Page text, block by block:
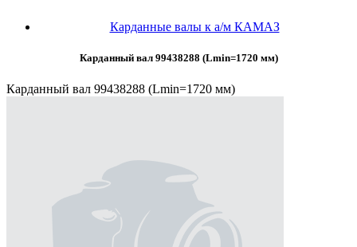
Карданные валы к а/м КАМАЗ
Карданный вал 99438288 (Lmin=1720 мм)
Карданный вал 99438288 (Lmin=1720 мм)